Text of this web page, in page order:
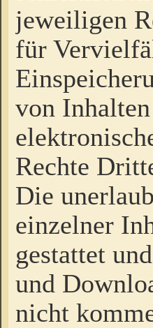
jeweiligen
für
von
Rechte
Die
einzelner
gestattet
und
nicht